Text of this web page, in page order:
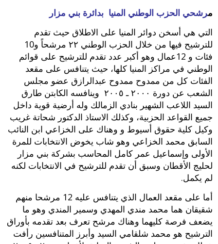
مرشحي الحزب الوطني المنيا بدائرة بني مزار
التي هي أسخن دوائر المنيا على الاطلاق حيث تقدم
للترشيح فيها من خلال الحزب الوطني ‮٢٢ ‬مرشحاً‮ ‬و10‮
‬فئات و12‮ ‬عمال وهو أكبر عدد تقدم للترشيح على قوائم
الوطني في مراكز المنيا كلها،‮ ‬حيث يتنافس على مقعد
الفئات كل من ممدوح ممدوح عبدالرازق عضو مجلس
الشعب عن دورة ‮٠٠٠٢ ‬ـ ‮٥٠٠٢ ‬ وينافسه الكابتن طارق
السيد اللاعب الشهير بنادي الزمالك وله أرضية قوية داخل
جميع القواعد الحزبية،‮ ‬وكذلك الاستاذ الدكتور شحاتة‮ ‬غريب
وكيل كلية حقوق أسيوط و وهناك على الخزاعي ابن النائب
السابق محمد الخزاعي وهو شاب يخوض الانتخابات للمرة
الأولى وإسماعيل عمر كامل المحاسب بشركة بني مزار
لحليج الأقطان وسبق أن تقدم للترشيح في الانتخابات لكنه
لم يكمل‮.‬
أما على مقعد العمال الذي يتنافس عليه‮ ‬12‮ ‬مرشحا منهم
شقيقان هما محمد مندي المهدي وسمير المندي وهو ما
يضعف فرصة كليهما وهناك مرشح تعرف بعد تقدمه بأوراق
الترشيح هو محمد شلقامي السيد وأبرز المتنافسين رأفت